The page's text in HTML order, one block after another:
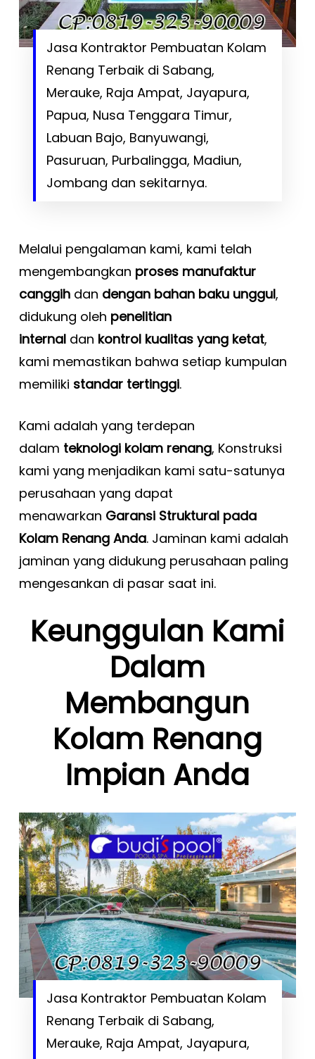
Jasa Kontraktor Pembuatan Kolam
Renang Terbaik di Sabang,
Merauke, Raja Ampat, Jayapura,
Papua, Nusa Tenggara Timur,
Labuan Bajo, Banyuwangi,
Pasuruan, Purbalingga, Madiun,
Jombang dan sekitarnya.
Melalui pengalaman kami, kami telah
mengembangkan proses manufaktur
canggihdan dengan bahan baku unggul,
didukung oleh penelitian
internaldan kontrol kualitas yang ketat,
kami memastikan bahwa setiap kumpulan
memiliki standar tertinggi.
Kami adalah yang terdepan
dalam teknologi kolam renang, Konstruksi
kami yang menjadikan kami satu-satunya
perusahaan yang dapat
menawarkan Garansi Struktural pada
Kolam Renang Anda. Jaminan kami adalah
jaminan yang didukung perusahaan paling
mengesankan di pasar saat ini.
Keunggulan Kami
Dalam
Membangun
Kolam Renang
Impian Anda
Jasa Kontraktor Pembuatan Kolam
Renang Terbaik di Sabang,
Merauke, Raja Ampat, Jayapura,